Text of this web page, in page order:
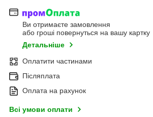
Ви отримаєте замовлення
або гроші повернуться на вашу картку
Детальніше
Оплатити частинами
Післяплата
Оплата на рахунок
Всі умови оплати